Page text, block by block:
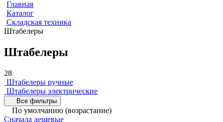
Главная
Каталог
Складская техника
Штабелеры
Штабелеры
28
Штабелеры ручные
Штабелеры электрические
Все фильтры
По умолчанию (возрастание)
Сначала дешевые